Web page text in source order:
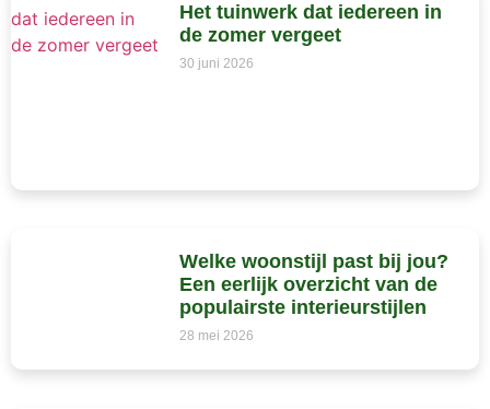
Het tuinwerk dat iedereen in
de zomer vergeet
30 juni 2026
Welke woonstijl past bij jou?
Een eerlijk overzicht van de
populairste interieurstijlen
28 mei 2026